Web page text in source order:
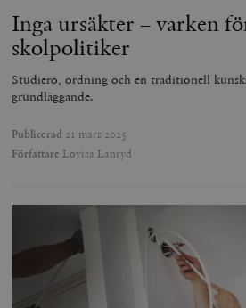
Inga ursäkter – varken
skolpolitiker
Studiero, ordning och en traditionell
grundläggande.
Publicerad 21 mars 2025
Författare Lovisa Lanryd